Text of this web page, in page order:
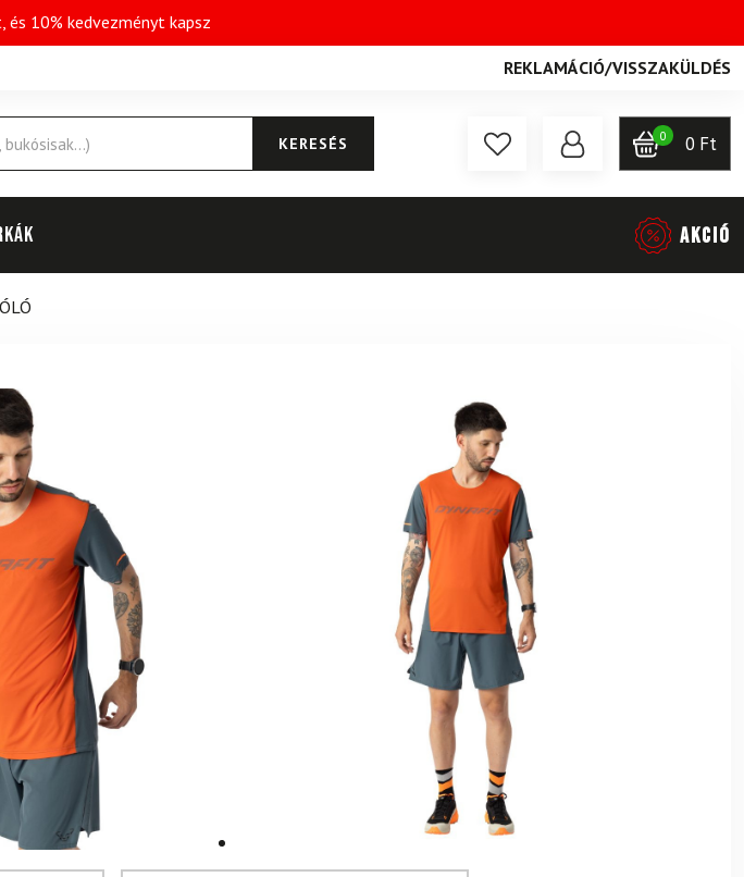
és 10% kedvezményt kapsz
REKLAMÁCIÓ/VISSZAKÜLDÉS
KERESÉS 0 0 Ft
AKCIÓ